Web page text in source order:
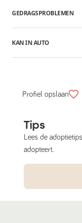
GEDRAGSPROBLEMEN
KAN IN AUTO
Profiel opslaan
Tips
Lees de
adopteert.